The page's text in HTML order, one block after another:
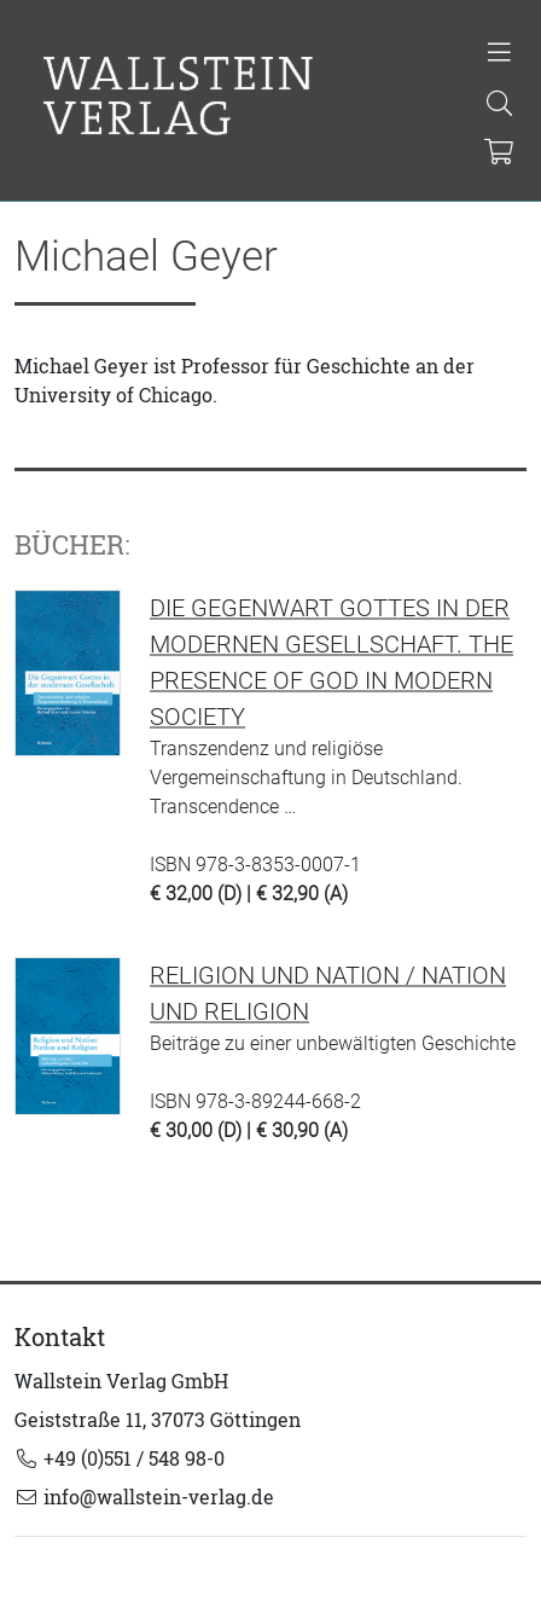
Michael Geyer
Michael Geyer ist Professor für Geschichte an der
University of Chicago.
BÜCHER:
DIE GEGENWART GOTTES IN DER
MODERNEN GESELLSCHAFT. THE
PRESENCE OF GOD IN MODERN
SOCIETY
Transzendenz und religiöse
Vergemeinschaftung in Deutschland.
Transcendence …
ISBN 978-3-8353-0007-1
€ 32,00 (D) | € 32,90 (A)
RELIGION UND NATION / NATION
UND RELIGION
Beiträge zu einer unbewältigten Geschichte
ISBN 978-3-89244-668-2
€ 30,00 (D) | € 30,90 (A)
Kontakt
Wallstein Verlag GmbH
Geiststraße 11, 37073 Göttingen
+49 (0)551 / 548 98-0
info@wallstein-verlag.de